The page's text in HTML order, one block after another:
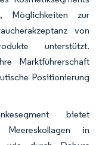
Möglichkeiten zur
von
unterstützt.
Marktführerschaft
Positionierung
bietet
Meereskollagen in